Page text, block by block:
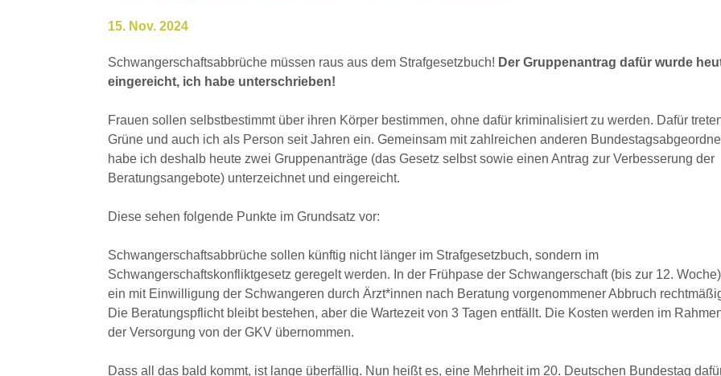
15. Nov. 2024
Schwangerschaftsabbrüche müssen raus aus dem Strafgesetzbuch! Der Gruppenantrag dafür wurde
eingereicht, ich habe unterschrieben!
Frauen sollen selbstbestimmt über ihren Körper bestimmen, ohne dafür kriminalisiert zu werden. Dafür
Grüne und auch ich als Person seit Jahren ein. Gemeinsam mit zahlreichen anderen
habe ich deshalb heute zwei Gruppenanträge (das Gesetz selbst sowie einen Antrag zur Verbesserung der
Beratungsangebote) unterzeichnet und eingereicht.
Diese sehen folgende Punkte im Grundsatz vor:
Schwangerschaftsabbrüche sollen künftig nicht länger im Strafgesetzbuch, sondern im
Schwangerschaftskonfliktgesetz geregelt werden. In der Frühpase der Schwangerschaft (bis zur 12.
ein mit Einwilligung der Schwangeren durch Ärzt*innen nach Beratung vorgenommener Abbruch
Die Beratungspflicht bleibt bestehen, aber die Wartezeit von 3 Tagen entfällt. Die Kosten werden im
der Versorgung von der GKV übernommen.
Dass all das bald kommt, ist lange überfällig. Nun heißt es, eine Mehrheit im 20. Deutschen Bundestag